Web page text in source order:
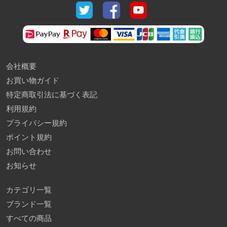
会社概要
お買い物ガイド
特定商取引法に基づく表記
利用規約
プライバシー規約
ポイント規約
お問い合わせ
お知らせ
カテゴリ一覧
ブランド一覧
すべての商品